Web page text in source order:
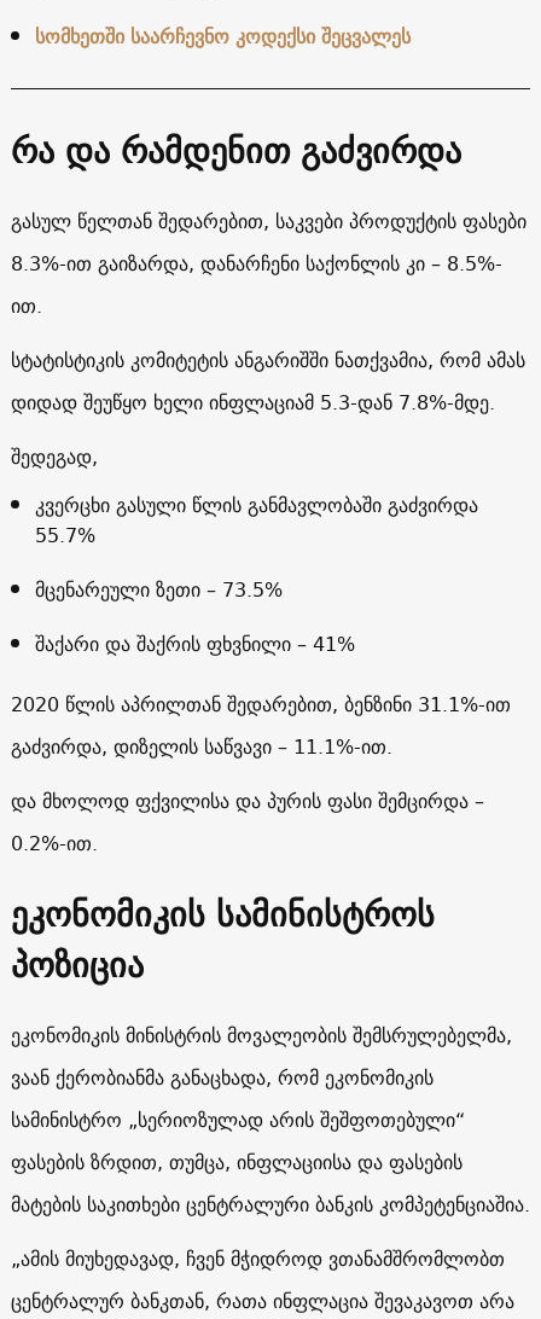
სომხეთში საარჩევნო კოდექსი შეცვალეს
რა და რამდენით გაძვირდა
გასულ წელთან შედარებით, საკვები პროდუქტის ფასები
8.3%-ით გაიზარდა, დანარჩენი საქონლის კი – 8.5%-
ით.
სტატისტიკის კომიტეტის ანგარიშში ნათქვამია, რომ ამას
დიდად შეუწყო ხელი ინფლაციამ 5.3-დან 7.8%-მდე.
შედეგად,
კვერცხი გასული წლის განმავლობაში გაძვირდა
55.7%
მცენარეული ზეთი – 73.5%
შაქარი და შაქრის ფხვნილი – 41%
2020 წლის აპრილთან შედარებით, ბენზინი 31.1%-ით
გაძვირდა, დიზელის საწვავი – 11.1%-ით.
და მხოლოდ ფქვილისა და პურის ფასი შემცირდა –
0.2%-ით.
ეკონომიკის სამინისტროს
პოზიცია
ეკონომიკის მინისტრის მოვალეობის შემსრულებელმა,
ვაან ქერობიანმა განაცხადა, რომ ეკონომიკის
სამინისტრო „სერიოზულად არის შეშფოთებული“
ფასების ზრდით, თუმცა, ინფლაციისა და ფასების
მატების საკითხები ცენტრალური ბანკის კომპეტენციაშია.
„ამის მიუხედავად, ჩვენ მჭიდროდ ვთანამშრომლობთ
ცენტრალურ ბანკთან, რათა ინფლაცია შევაკავოთ არა